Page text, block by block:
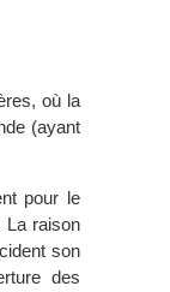
où la
(ayant
pour le
La raison
son
des